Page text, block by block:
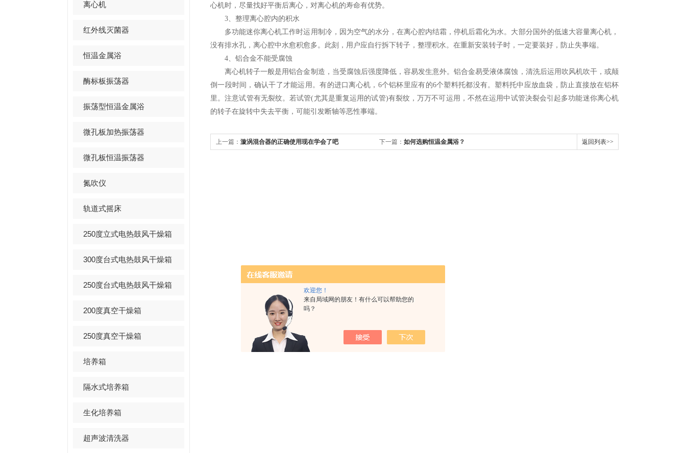
欢迎您！
来自局域网的朋友！有什么可以帮助您的
吗？
离心机
红外线灭菌器
恒温金属浴
酶标板振荡器
振荡型恒温金属浴
微孔板加热振荡器
微孔板恒温振荡器
氮吹仪
轨道式摇床
250度立式电热鼓风干燥箱
300度台式电热鼓风干燥箱
250度台式电热鼓风干燥箱
200度真空干燥箱
250度真空干燥箱
培养箱
隔水式培养箱
生化培养箱
超声波清洗器
心机时，尽量找好平衡后离心，对离心机的寿命有优势。
3、整理离心腔内的积水
多功能迷你离心机工作时运用制冷，因为空气的水分，在离心腔内结霜，停机后霜化为水。大部分国外的低速大容量离心机，
没有排水孔，离心腔中水愈积愈多。此刻，用户应自行拆下转子，整理积水。在重新安装转子时，一定要装好，防止失事端。
4、铝合金不能受腐蚀
离心机转子一般是用铝合金制造，当受腐蚀后强度降低，容易发生意外。铝合金易受液体腐蚀，清洗后运用吹风机吹干，或颠
倒一段时间，确认干了才能运用。有的进口离心机，6个铝杯里应有的6个塑料托都没有。塑料托中应放血袋，防止直接放在铝杯
里。注意试管有无裂纹。若试管(尤其是重复运用的试管)有裂纹，万万不可运用，不然在运用中试管决裂会引起多功能迷你离心机
的转子在旋转中失去平衡，可能引发断轴等恶性事端。
上一篇： 漩涡混合器的正确使用现在学会了吧 下一篇： 如何选购恒温金属浴？ 返回列表>>